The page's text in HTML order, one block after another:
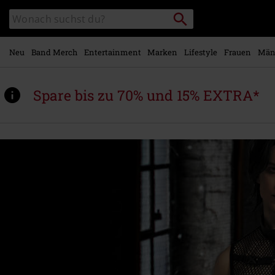
Hauptinhalt
springen
Katalog
durchsuchen
Packstation
suchen
Neu Band Merch Entertainment Marken Lifestyle Frauen
Spare bis zu 70% und 15% EXTRA*